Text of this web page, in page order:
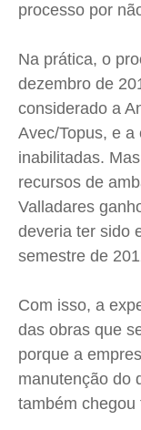
Quem Somos
Contato
Termos de Uso
Privacidade
Quem Somos
Contato
Termos de Uso
Privacidade
Quem Somos
Contato
Termos de Uso
Privacidade
Quem Somos
Contato
Termos de Uso
Privacidade
processo por
Na prática, o
dezembro de
considerado a
Avec/Topus, e
inabilitadas.
recursos de
Valladares
deveria ter sido
semestre de
Com isso, a
das obras que
porque a
manutenção do
também chegou